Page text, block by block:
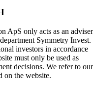
ApS only acts as an adviser
Symmetry Invest.
investors in accordance
must only be used as
decisions. We refer to our
on the website.